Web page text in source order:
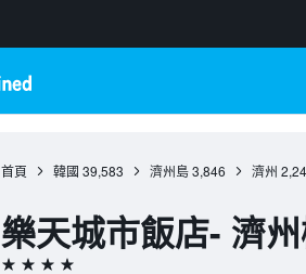
首頁 韓國 39,583 濟州島 3,846 濟州
樂天城市飯店- 濟
4星級